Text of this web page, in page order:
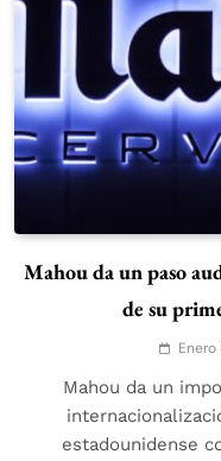
Mahou da un paso
de su
Enero
Mahou da un
estadounidense